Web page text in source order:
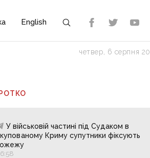
English
четвер, 6 серпня
У військовій частині під Судаком в
Криму супутники фіксують